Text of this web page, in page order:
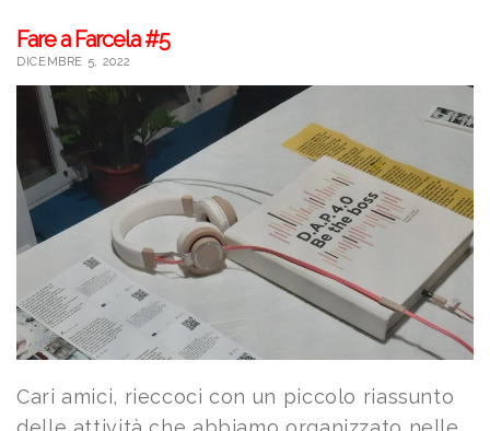
Fare a Farcela #5
DICEMBRE 5, 2022
Cari amici, rieccoci con un piccolo riassunto